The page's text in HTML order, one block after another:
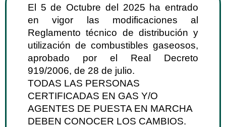
El 5 de Octubre del 2025 ha entrado
en vigor las modificaciones al
Reglamento técnico de distribución y
utilización de combustibles gaseosos,
aprobado por el Real Decreto
919/2006, de 28 de julio.
TODAS LAS PERSONAS
CERTIFICADAS EN GAS Y/O
AGENTES DE PUESTA EN MARCHA
DEBEN CONOCER LOS CAMBIOS.